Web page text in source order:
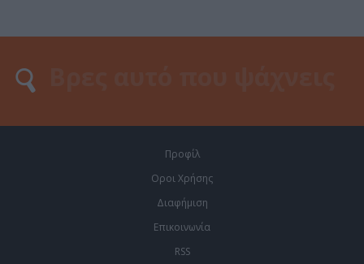
Προφίλ
Οροι Χρήσης
Διαφήμιση
Επικοινωνία
RSS